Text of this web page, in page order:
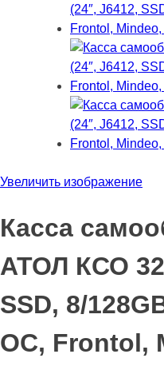
Увеличить изображение
Касса
АТОЛ КСО
SSD, 8/
ОС, Frontol,